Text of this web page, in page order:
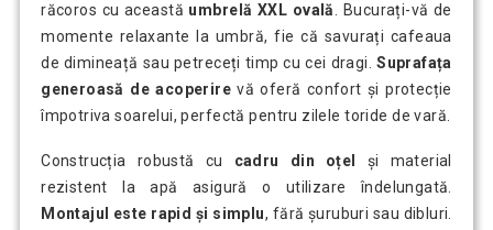
răcoros cu această umbrelă XXL ovală. Bucurați-vă de
momente relaxante la umbră, fie că savurați cafeaua
de dimineață sau petreceți timp cu cei dragi.Suprafața
generoasă de acoperire vă oferă confort și protecție
împotriva soarelui, perfectă pentru zilele toride de vară.
Construcția robustă cu cadru din oțel
și material
rezistent la apă asigură o utilizare îndelungată.
Montajul este rapid și simplu, fără șuruburi sau dibluri.